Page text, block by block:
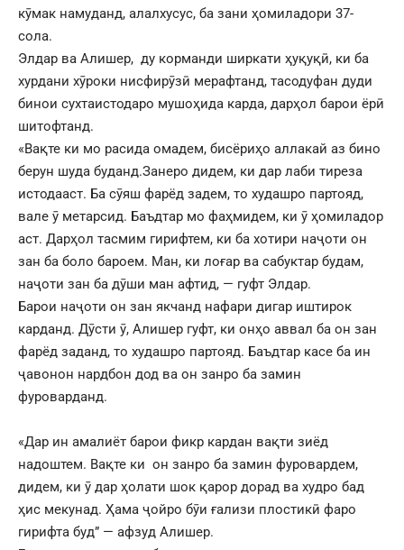
кӯмак намуданд, алалхусус, ба зани ҳомиладори 37-
сола.
Элдар ва Алишер, ду корманди ширкати ҳуқуқӣ, ки ба
хурдани хӯроки нисфирӯзӣ мерафтанд, тасодуфан дуди
бинои сухтаистодаро мушоҳида карда, дарҳол барои ёрӣ
шитофтанд.
«Вақте ки мо расида омадем, бисёриҳо аллакай аз бино
берун шуда буданд.Занеро дидем, ки дар лаби тиреза
истодааст. Ба сӯяш фарёд задем, то худашро партояд,
вале ӯ метарсид. Баъдтар мо фаҳмидем, ки ӯ ҳомиладор
аст. Дарҳол тасмим гирифтем, ки ба хотири наҷоти он
зан ба боло бароем. Ман, ки лоғар ва сабуктар будам,
наҷоти зан ба дӯши ман афтид, — гуфт Элдар.
Барои наҷоти он зан якчанд нафари дигар иштирок
карданд. Дӯсти ӯ, Алишер гуфт, ки онҳо аввал ба он зан
фарёд заданд, то худашро партояд. Баъдтар касе ба ин
ҷавонон нардбон дод ва он занро ба замин
фуроварданд.
«Дар ин амалиёт барои фикр кардан вақти зиёд
надоштем. Вақте ки он занро ба замин фуровардем,
дидем, ки ӯ дар ҳолати шок қарор дорад ва худро бад
ҳис мекунад. Ҳама ҷойро бӯи ғализи плостикӣ фаро
гирифта буд” — афзуд Алишер.